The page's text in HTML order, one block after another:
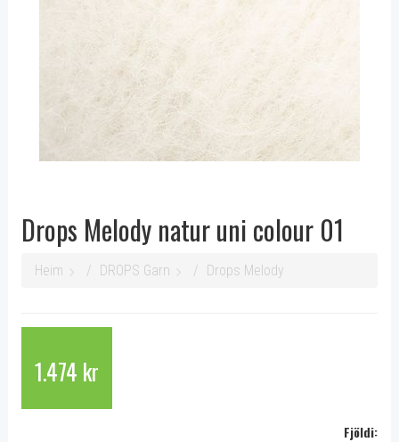
Drops Melody natur uni colour 01
Heim DROPS Garn Drops Melody
1.474 kr
Fjöldi: